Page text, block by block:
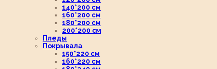
140*200 см
160*200 см
180*200 см
200*200 см
Пледы
Покрывала
150*220 см
160*220 см